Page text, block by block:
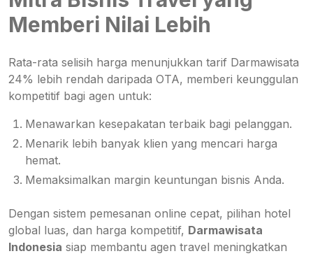
Memberi Nilai Lebih
Rata-rata selisih harga menunjukkan tarif Darmawisata
24% lebih rendah daripada OTA, memberi keunggulan
kompetitif bagi agen untuk:
Menawarkan kesepakatan terbaik bagi pelanggan.
Menarik lebih banyak klien yang mencari harga
hemat.
Memaksimalkan margin keuntungan bisnis Anda.
Dengan sistem pemesanan online cepat, pilihan hotel
global luas, dan harga kompetitif, Darmawisata
Indonesia siap membantu agen travel meningkatkan